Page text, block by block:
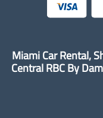
Miami Car Rental,
Central RBC By